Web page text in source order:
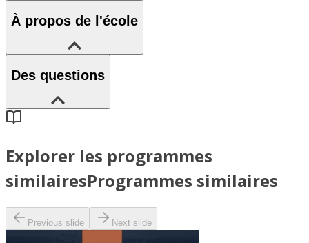
À propos de l'école
Des questions
Explorer les programmes
similairesProgrammes similaires
Previous slide Next slide